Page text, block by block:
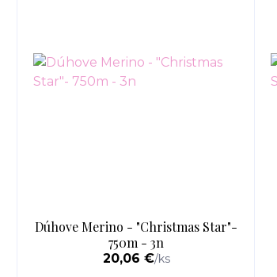
Dúhove Merino - "Christmas Star"-
750m - 3n
20,06 €/ks